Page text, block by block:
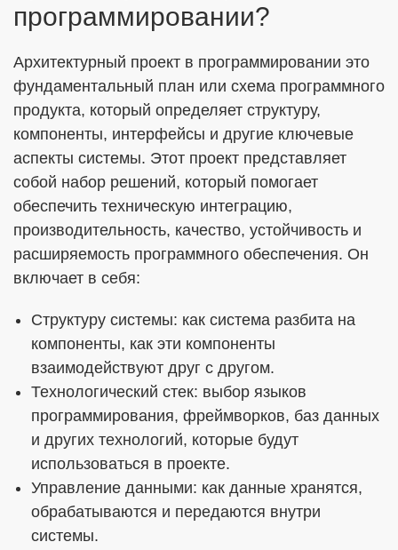
программировании?
Архитектурный проект в программировании это
фундаментальный план или схема программного
продукта, который определяет структуру,
компоненты, интерфейсы и другие ключевые
аспекты системы. Этот проект представляет
собой набор решений, который помогает
обеспечить техническую интеграцию,
производительность, качество, устойчивость и
расширяемость программного обеспечения. Он
включает в себя:
Структуру системы: как система разбита на
компоненты, как эти компоненты
взаимодействуют друг с другом.
Технологический стек: выбор языков
программирования, фреймворков, баз данных
и других технологий, которые будут
использоваться в проекте.
Управление данными: как данные хранятся,
обрабатываются и передаются внутри
системы.